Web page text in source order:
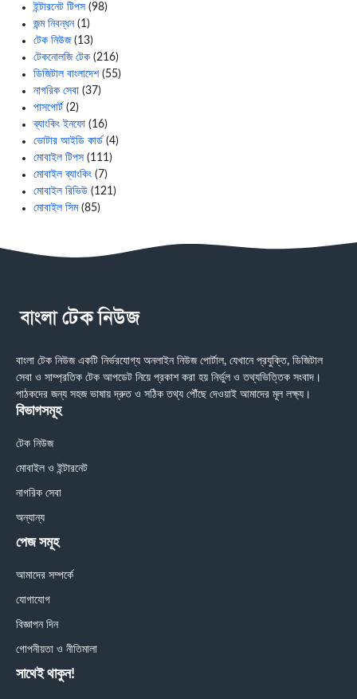
ইন্টারনেট টিপস (98)
জন্ম নিবন্ধন(1)
টেক নিউজ(13)
টেকনোলজি টেক (216)
ডিজিটাল বাংলাদেশ(55)
নাগরিক সেবা (37)
পাসপোর্ট (2)
ব্যাংকিং ইনফো (16)
ভোটার আইডি কার্ড (4)
মোবাইল টিপস (111)
মোবাইল ব্যাংকিং (7)
মোবাইল রিভিউ (121)
মোবাইল সিম(85)
বাংলা টেক নিউজ একটি নির্ভরযোগ্য অনলাইন নিউজ পোর্টাল, যেখানে প্রযুক্তি, ডিজিটাল
সেবা ও সাম্প্রতিক টেক আপডেট নিয়ে প্রকাশ করা হয় নির্ভুল ও তথ্যভিত্তিক সংবাদ।
পাঠকদের জন্য সহজ ভাষায় দ্রুত ও সঠিক তথ্য পৌঁছে দেওয়াই আমাদের মূল লক্ষ্য।
বিভাগসমূহ
টেক নিউজ
মোবাইল ও ইন্টারনেট
নাগরিক সেবা
অন্যান্য
পেজ সমূহ
আমাদের সম্পর্কে
যোগাযোগ
বিজ্ঞাপন দিন
গোপনীয়তা ও নীতিমালা
সাথেই থাকুন!